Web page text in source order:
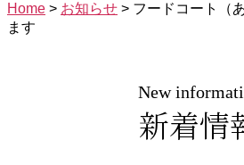
Home > お知らせ > フードコート（
ます
New
新着情